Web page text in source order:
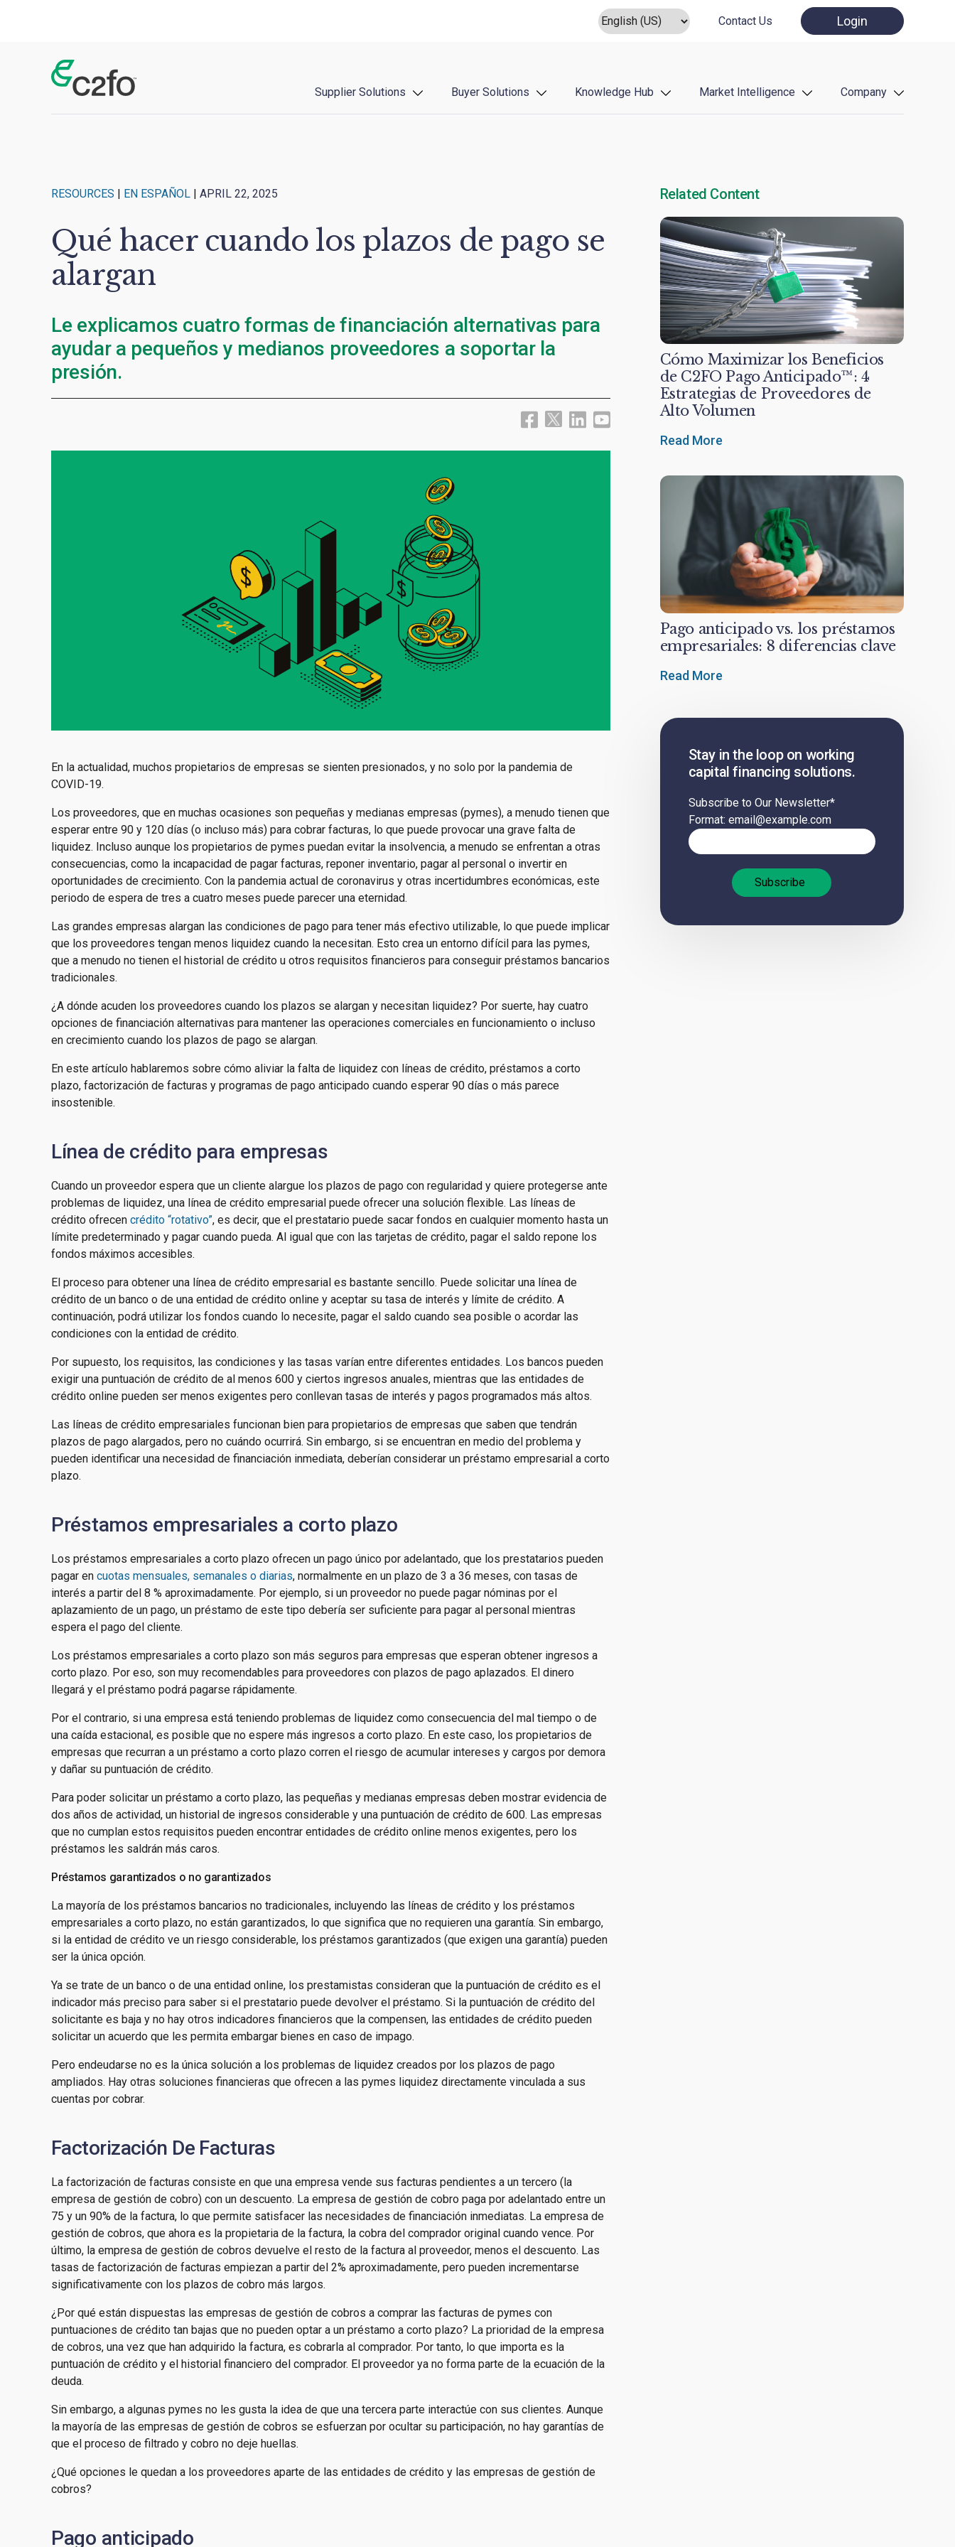
Contact Us Login
Main Navigation Supplier Solutions Buyer Solutions Knowledge Hub Market Intelligence Company
RESOURCES | EN ESPAÑOL | APRIL 22, 2025
Qué hacer cuando los plazos de pago se
alargan
Le explicamos cuatro formas de financiación alternativas para
ayudar a pequeños y medianos proveedores a soportar la
presión.
En la actualidad, muchos propietarios de empresas se sienten presionados, y no solo por la pandemia de
COVID-19.
Los proveedores, que en muchas ocasiones son pequeñas y medianas empresas (pymes), a menudo tienen que
esperar entre 90 y 120 días (o incluso más) para cobrar facturas, lo que puede provocar una grave falta de
liquidez. Incluso aunque los propietarios de pymes puedan evitar la insolvencia, a menudo se enfrentan a otras
consecuencias, como la incapacidad de pagar facturas, reponer inventario, pagar al personal o invertir en
oportunidades de crecimiento. Con la pandemia actual de coronavirus y otras incertidumbres económicas, este
periodo de espera de tres a cuatro meses puede parecer una eternidad.
Las grandes empresas alargan las condiciones de pago para tener más efectivo utilizable, lo que puede implicar
que los proveedores tengan menos liquidez cuando la necesitan. Esto crea un entorno difícil para las pymes,
que a menudo no tienen el historial de crédito u otros requisitos financieros para conseguir préstamos bancarios
tradicionales.
¿A dónde acuden los proveedores cuando los plazos se alargan y necesitan liquidez? Por suerte, hay cuatro
opciones de financiación alternativas para mantener las operaciones comerciales en funcionamiento o incluso
en crecimiento cuando los plazos de pago se alargan.
En este artículo hablaremos sobre cómo aliviar la falta de liquidez con líneas de crédito, préstamos a corto
plazo, factorización de facturas y programas de pago anticipado cuando esperar 90 días o más parece
insostenible.
Línea de crédito para empresas
Cuando un proveedor espera que un cliente alargue los plazos de pago con regularidad y quiere protegerse ante
problemas de liquidez, una línea de crédito empresarial puede ofrecer una solución flexible. Las líneas de
crédito ofrecen crédito “rotativo”, es decir, que el prestatario puede sacar fondos en cualquier momento hasta un
límite predeterminado y pagar cuando pueda. Al igual que con las tarjetas de crédito, pagar el saldo repone los
fondos máximos accesibles.
El proceso para obtener una línea de crédito empresarial es bastante sencillo. Puede solicitar una línea de
crédito de un banco o de una entidad de crédito online y aceptar su tasa de interés y límite de crédito. A
continuación, podrá utilizar los fondos cuando lo necesite, pagar el saldo cuando sea posible o acordar las
condiciones con la entidad de crédito.
Por supuesto, los requisitos, las condiciones y las tasas varían entre diferentes entidades. Los bancos pueden
exigir una puntuación de crédito de al menos 600 y ciertos ingresos anuales, mientras que las entidades de
crédito online pueden ser menos exigentes pero conllevan tasas de interés y pagos programados más altos.
Las líneas de crédito empresariales funcionan bien para propietarios de empresas que saben que tendrán
plazos de pago alargados, pero no cuándo ocurrirá. Sin embargo, si se encuentran en medio del problema y
pueden identificar una necesidad de financiación inmediata, deberían considerar un préstamo empresarial a corto
plazo.
Préstamos empresariales a corto plazo
Los préstamos empresariales a corto plazo ofrecen un pago único por adelantado, que los prestatarios pueden
pagar en cuotas mensuales, semanales o diarias, normalmente en un plazo de 3 a 36 meses, con tasas de
interés a partir del 8 % aproximadamente. Por ejemplo, si un proveedor no puede pagar nóminas por el
aplazamiento de un pago, un préstamo de este tipo debería ser suficiente para pagar al personal mientras
espera el pago del cliente.
Los préstamos empresariales a corto plazo son más seguros para empresas que esperan obtener ingresos a
corto plazo. Por eso, son muy recomendables para proveedores con plazos de pago aplazados. El dinero
llegará y el préstamo podrá pagarse rápidamente.
Por el contrario, si una empresa está teniendo problemas de liquidez como consecuencia del mal tiempo o de
una caída estacional, es posible que no espere más ingresos a corto plazo. En este caso, los propietarios de
empresas que recurran a un préstamo a corto plazo corren el riesgo de acumular intereses y cargos por demora
y dañar su puntuación de crédito.
Para poder solicitar un préstamo a corto plazo, las pequeñas y medianas empresas deben mostrar evidencia de
dos años de actividad, un historial de ingresos considerable y una puntuación de crédito de 600. Las empresas
que no cumplan estos requisitos pueden encontrar entidades de crédito online menos exigentes, pero los
préstamos les saldrán más caros.
Préstamos garantizados o no garantizados
La mayoría de los préstamos bancarios no tradicionales, incluyendo las líneas de crédito y los préstamos
empresariales a corto plazo, no están garantizados, lo que significa que no requieren una garantía. Sin embargo,
si la entidad de crédito ve un riesgo considerable, los préstamos garantizados (que exigen una garantía) pueden
ser la única opción.
Ya se trate de un banco o de una entidad online, los prestamistas consideran que la puntuación de crédito es el
indicador más preciso para saber si el prestatario puede devolver el préstamo. Si la puntuación de crédito del
solicitante es baja y no hay otros indicadores financieros que la compensen, las entidades de crédito pueden
solicitar un acuerdo que les permita embargar bienes en caso de impago.
Pero endeudarse no es la única solución a los problemas de liquidez creados por los plazos de pago
ampliados. Hay otras soluciones financieras que ofrecen a las pymes liquidez directamente vinculada a sus
cuentas por cobrar.
Factorización De Facturas
La factorización de facturas consiste en que una empresa vende sus facturas pendientes a un tercero (la
empresa de gestión de cobro) con un descuento. La empresa de gestión de cobro paga por adelantado entre un
75 y un 90% de la factura, lo que permite satisfacer las necesidades de financiación inmediatas. La empresa de
gestión de cobros, que ahora es la propietaria de la factura, la cobra del comprador original cuando vence. Por
último, la empresa de gestión de cobros devuelve el resto de la factura al proveedor, menos el descuento. Las
tasas de factorización de facturas empiezan a partir del 2% aproximadamente, pero pueden incrementarse
significativamente con los plazos de cobro más largos.
¿Por qué están dispuestas las empresas de gestión de cobros a comprar las facturas de pymes con
puntuaciones de crédito tan bajas que no pueden optar a un préstamo a corto plazo? La prioridad de la empresa
de cobros, una vez que han adquirido la factura, es cobrarla al comprador. Por tanto, lo que importa es la
puntuación de crédito y el historial financiero del comprador. El proveedor ya no forma parte de la ecuación de la
deuda.
Sin embargo, a algunas pymes no les gusta la idea de que una tercera parte interactúe con sus clientes. Aunque
la mayoría de las empresas de gestión de cobros se esfuerzan por ocultar su participación, no hay garantías de
que el proceso de filtrado y cobro no deje huellas.
¿Qué opciones le quedan a los proveedores aparte de las entidades de crédito y las empresas de gestión de
cobros?
Pago anticipado
Related Content
Cómo Maximizar los Beneficios
de C2FO Pago Anticipado™: 4
Estrategias de Proveedores de
Alto Volumen
Read More
Pago anticipado vs. los préstamos
empresariales: 8 diferencias clave
Read More
Stay in the loop on working
capital financing solutions.
Subscribe to Our Newsletter*
Format: email@example.com